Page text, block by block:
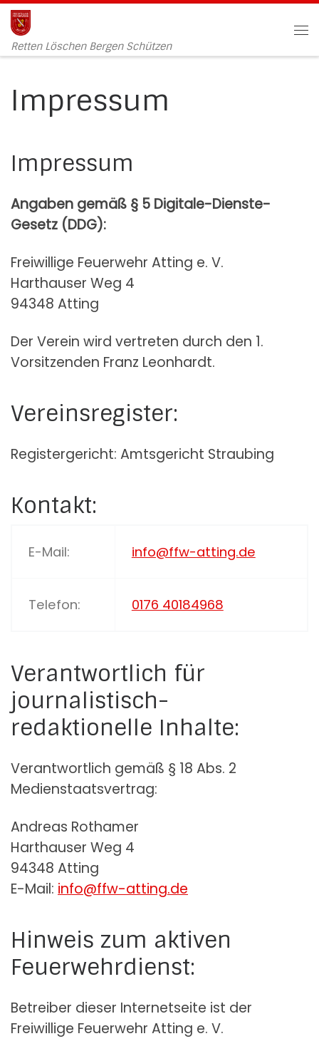
Zum Inhalt springen
Retten Löschen Bergen Schützen
Impressum
Impressum
Angaben gemäß § 5 Digitale-Dienste-
Gesetz (DDG):
Freiwillige Feuerwehr Atting e. V.
Harthauser Weg 4
94348 Atting
Der Verein wird vertreten durch den 1.
Vorsitzenden Franz Leonhardt.
Vereinsregister:
Registergericht: Amtsgericht Straubing
Kontakt:
E-Mail: info@ffw-atting.de
Telefon: 0176 40184968
Verantwortlich für
journalistisch-
redaktionelle Inhalte:
Verantwortlich gemäß § 18 Abs. 2
Medienstaatsvertrag:
Andreas Rothamer
Harthauser Weg 4
94348 Atting
E-Mail: info@ffw-atting.de
Hinweis zum aktiven
Feuerwehrdienst:
Betreiber dieser Internetseite ist der
Freiwillige Feuerwehr Atting e. V.